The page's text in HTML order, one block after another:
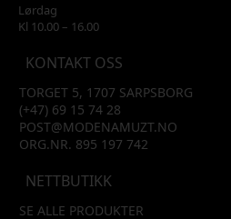
Lørdag
Kl 10.00 – 16.00
KONTAKT OSS
TORGET 5, 1707 SARPSBORG
(+47) 69 15 74 28
POST@MODENAMUZT.NO
ORG.NR. 895 197 742
NETTBUTIKK
SE ALLE PRODUKTER